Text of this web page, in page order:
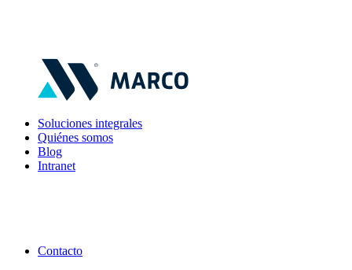
Soluciones integrales
Quiénes somos
Blog
Intranet
Contacto